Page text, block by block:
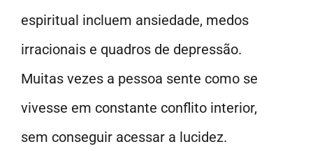
espiritual incluem ansiedade, medos
irracionais e quadros de depressão.
Muitas vezes a pessoa sente como se
vivesse em constante conflito interior,
sem conseguir acessar a lucidez.